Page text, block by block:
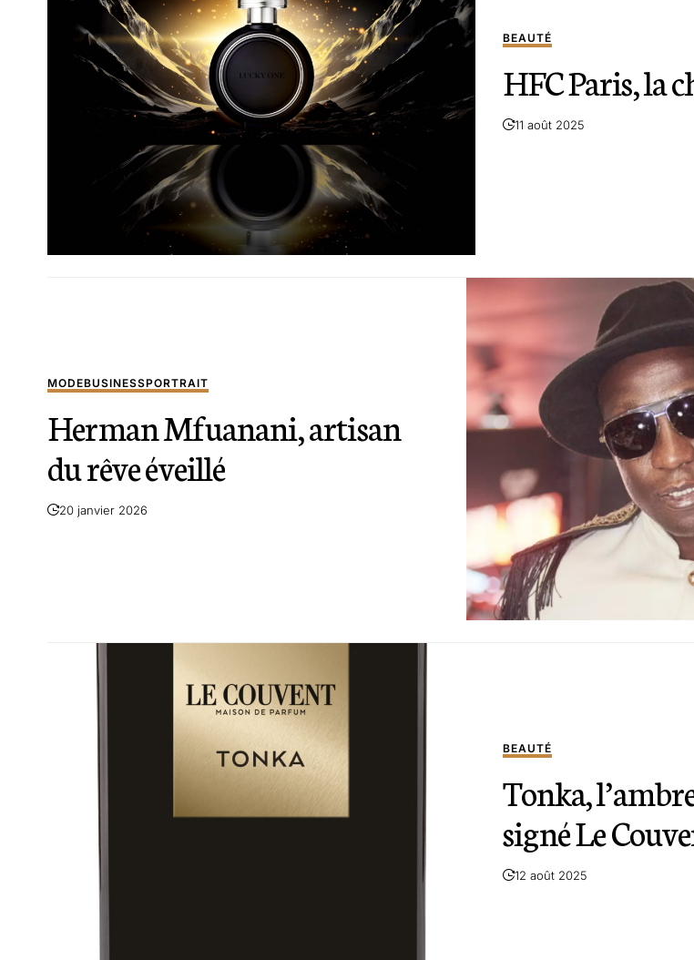
BEAUTÉ
HFC Paris, la
11 août 2025
MODEBUSINESSPORTRAIT
Herman Mfuanani, artisan
du rêve éveillé
20 janvier 2026
BEAUTÉ
Tonka,
signé Le
12 août 2025